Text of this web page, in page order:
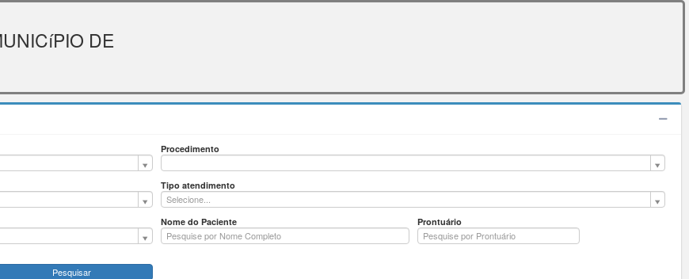
DE
Procedimento
Procedimento
Tipo atendimento
Selecione...
Tipo
atendimento
Nome do Paciente Prontuário
Pesquisar